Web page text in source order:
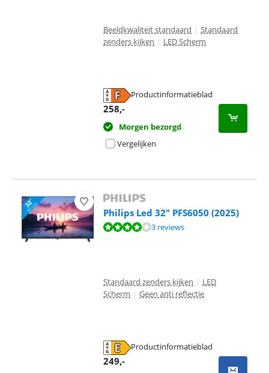
Beeldkwaliteit standaard | Standaard
zenders kijken | LED Scherm
Productinformatieblad
258,-
Morgen bezorgd
Vergelijken
Philips Led 32" PFS6050 (2025)
Beoordeling is 8,2 van de 10, gebaseerd op 3 reviews.
3 reviews
Standaard zenders kijken | LED
Scherm | Geen anti reflectie
Productinformatieblad
249,-